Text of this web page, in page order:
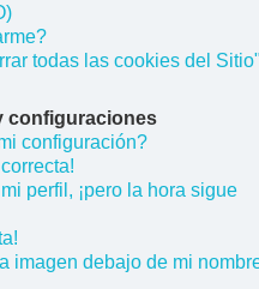
todas las cookies del
configuraciones
configuración?
perfil, ¡pero la hora sigue
imagen debajo de mi